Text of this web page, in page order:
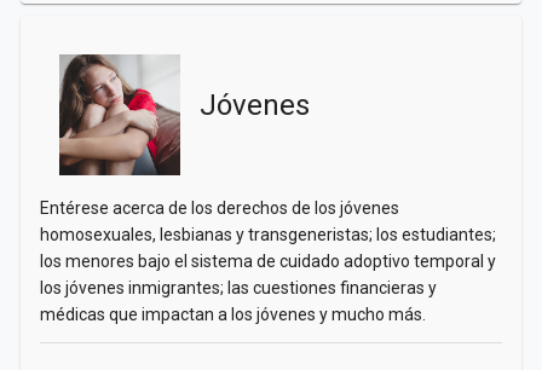
Jóvenes
Entérese acerca de los derechos de los jóvenes
homosexuales, lesbianas y transgeneristas; los estudiantes;
los menores bajo el sistema de cuidado adoptivo temporal y
los jóvenes inmigrantes; las cuestiones financieras y
médicas que impactan a los jóvenes y mucho más.